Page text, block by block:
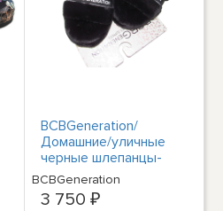
BCBGeneration/
Домашние/уличные
черные шлепанцы-
сандалии-шлепанцы
женские размер M 7/8
BCBGeneration
3 750 ₽